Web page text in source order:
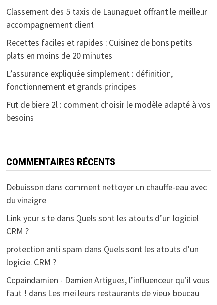
Classement des 5 taxis de Launaguet offrant le meilleur
accompagnement client
Recettes faciles et rapides : Cuisinez de bons petits
plats en moins de 20 minutes
L’assurance expliquée simplement : définition,
fonctionnement et grands principes
Fut de biere 2l : comment choisir le modèle adapté à vos
besoins
COMMENTAIRES RÉCENTS
Debuisson dans comment nettoyer un chauffe-eau avec
du vinaigre
Link your sitedans Quels sont les atouts d’un logiciel
CRM ?
protection anti spam dans Quels sont les atouts d’un
logiciel CRM ?
Copaindamien - Damien Artigues, l’influenceur qu’il vous
faut ! dans Les meilleurs restaurants de vieux boucau